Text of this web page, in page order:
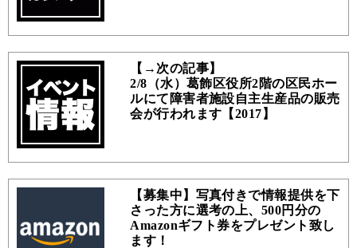
【→次の記事】
2/8（水）葛飾区役所2階の区民ホー
ルにて障害者施設自主生産品の販売
会が行われます【2017】
【募集中】写真付きで情報提供を下
さった方に選考の上、500円分の
Amazonギフト券をプレゼント致し
ます！